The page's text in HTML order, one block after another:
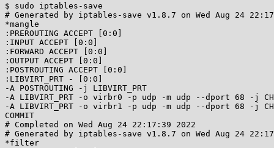
$ sudo iptables-save
# Generated by iptables-save v1.8.7 on Wed Aug 24
*mangle
:PREROUTING ACCEPT [0:0]
:INPUT ACCEPT [0:0]
:FORWARD ACCEPT [0:0]
:OUTPUT ACCEPT [0:0]
:POSTROUTING ACCEPT [0:0]
:LIBVIRT_PRT - [0:0]
-A POSTROUTING -j LIBVIRT_PRT
-A LIBVIRT_PRT -o virbr0 -p udp -m udp --dport 68 -j
-A LIBVIRT_PRT -o virbr1 -p udp -m udp --dport 68 -j
COMMIT
# Completed on Wed Aug 24 22:17:39 2022
# Generated by iptables-save v1.8.7 on Wed Aug 24
*filter